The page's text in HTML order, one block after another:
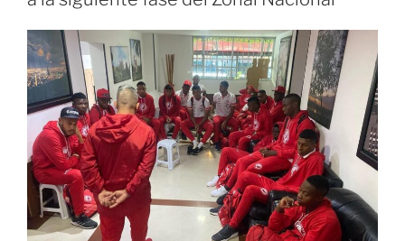
Telepacífico
Femenina
de
Fútbol»